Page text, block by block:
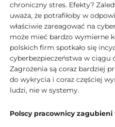
chroniczny stres. Efekty?
uważa, że potrafiłoby w
właściwie zareagować na
może mieć bardzo wymierne
polskich firm spotkało się
cyberbezpieczeństwa w ciągu
Zagrożenia są coraz bardziej
do wykrycia i coraz częściej
ludzi, nie w systemy.
Polscy pracownicy